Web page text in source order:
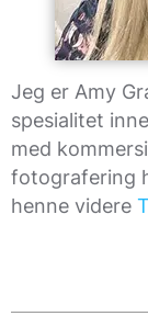
Jeg er Amy
spesialitet
med
fotografering
henne videre